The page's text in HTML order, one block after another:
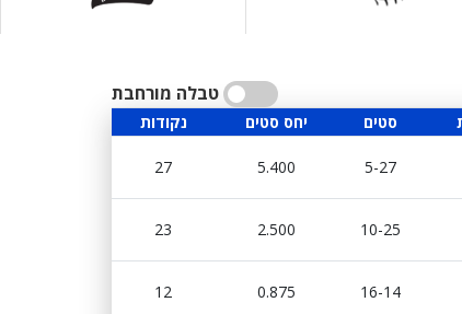
טבלה מורחבת
נקודות יחס סטים סטים
27 5.400 5-27
23 2.500 10-25
12 0.875 16-14